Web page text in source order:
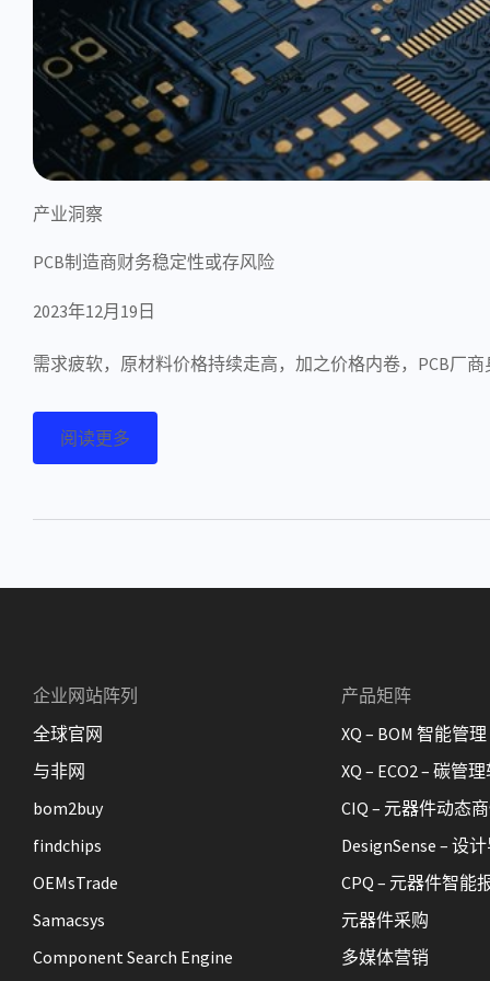
产业洞察
PCB制造商财务稳定性或存风险
2023年12月19日
需求疲软，原材料价格持续走高，加之价格内卷，PCB厂
阅读更多
企业网站阵列
全球官网
与非网
bom2buy
findchips
OEMsTrade
Samacsys
Component Search Engine
产品矩阵
XQ – BOM 智能管理
XQ – ECO2 – 碳管
CIQ – 元器件动态
DesignSense – 设
CPQ – 元器件智能
元器件采购
多媒体营销